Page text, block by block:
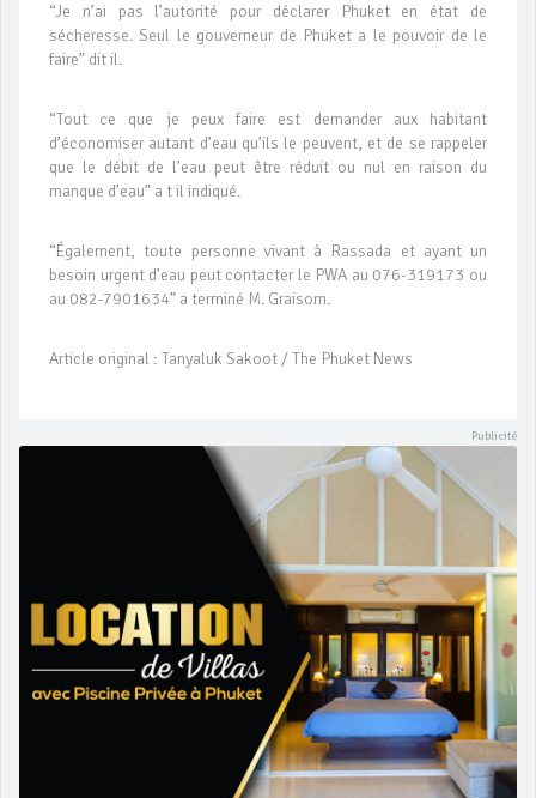
“Je n’ai pas l’autorité pour déclarer Phuket en état de
sécheresse. Seul le gouverneur de Phuket a le pouvoir de le
faire” dit il.
“Tout ce que je peux faire est demander aux habitant
d’économiser autant d’eau qu’ils le peuvent, et de se rappeler
que le débit de l’eau peut être réduit ou nul en raison du
manque d’eau” a t il indiqué.
“Également, toute personne vivant à Rassada et ayant un
besoin urgent d’eau peut contacter le PWA au 076-319173 ou
au 082-7901634” a terminé M. Graisorn.
Article original : Tanyaluk Sakoot / The Phuket News